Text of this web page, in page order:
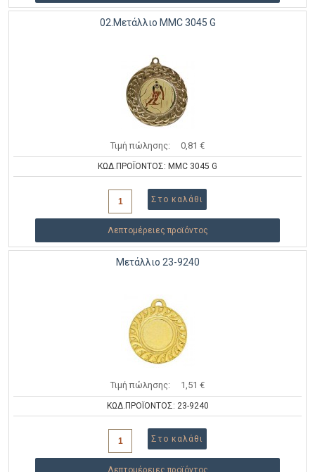
02.Μετάλλιο MMC 3045 G
Τιμή πώλησης: 0,81 €
ΚΩΔ.ΠΡΟΪΟΝΤΟΣ: MMC 3045 G
Λεπτομέρειες προϊόντος
Μετάλλιο 23-9240
Τιμή πώλησης: 1,51 €
ΚΩΔ.ΠΡΟΪΟΝΤΟΣ: 23-9240
Λεπτομέρειες προϊόντος